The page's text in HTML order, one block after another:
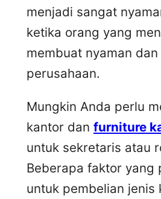
menjadi sangat
ketika orang yang
membuat nyaman
perusahaan.
Mungkin Anda perlu
kantor dan furniture
untuk sekretaris atau
Beberapa faktor yang
untuk pembelian jenis